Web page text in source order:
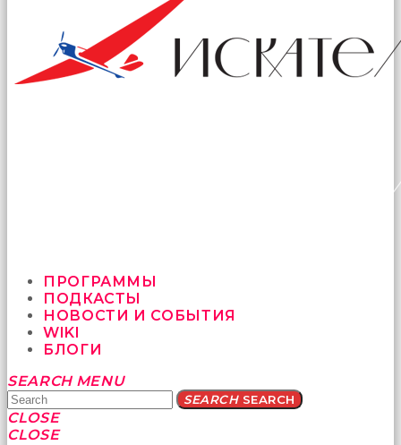
ПРОГРАММЫ
ПОДКАСТЫ
НОВОСТИ И СОБЫТИЯ
WIKI
БЛОГИ
Yatağa
bile
geçmeye
fırsat
SEARCH MENU
SEARCHSEARCH
CLOSE
CLOSE